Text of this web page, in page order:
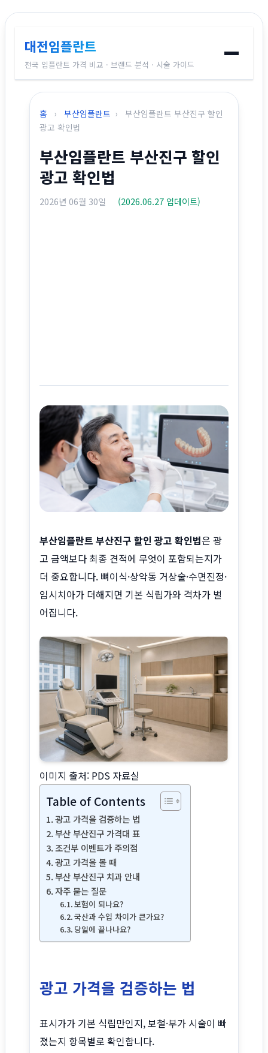
대전임플란트
전국 임플란트 가격 비교 · 브랜드 분석 · 시술 가이드
홈
임플란트 브랜드
가격 비교
홈 › 부산임플란트 ›
부산임플란트 부산진구 할인
광고 확인법
부산임플란트 부산진구 할인
광고 확인법
2026년 06월 30일 (2026.06.27 업데이트)
부산임플란트 부산진구 할인 광고 확인법은 광
고 금액보다 최종 견적에 무엇이 포함되는지가
더 중요합니다. 뼈이식·상악동 거상술·수면진정·
임시치아가 더해지면 기본 식립가와 격차가 벌
어집니다.
이미지 출처: PDS 자료실
Table of Contents
광고 가격을 검증하는 법
부산 부산진구 가격대 표
조건부 이벤트가 주의점
광고 가격을 볼 때
부산 부산진구 치과 안내
자주 묻는 질문
보험이 되나요?
국산과 수입 차이가 큰가요?
당일에 끝나나요?
광고 가격을 검증하는 법
표시가가 기본 식립만인지, 보철·부가 시술이 빠
졌는지 항목별로 확인합니다.